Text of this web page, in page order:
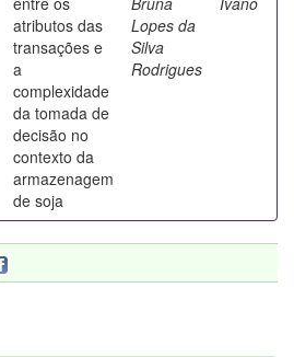
atributos das
transações e
a
complexidade
da tomada de
decisão no
contexto da
armazenagem
de soja
Lopes da
Silva
Rodrigues